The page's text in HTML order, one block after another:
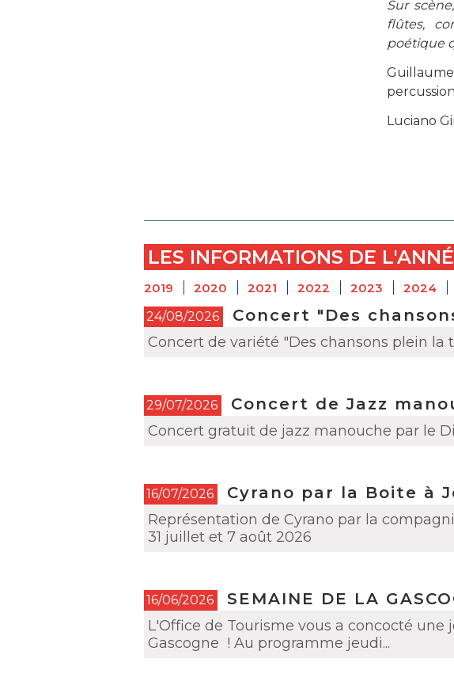
Sur
flûtes,
poétique
percussion
Luciano
LES INFORMATIONS DE
2019 2020 2021 2022 2023 2024
24/08/2026
Concert "Des
Concert de variété "Des chansons plein la
29/07/2026 Concert de Jazz
Concert gratuit de jazz manouche par le
16/07/2026 Cyrano par la Boite à
Représentation de Cyrano par la
31 juillet et 7 août 2026
16/06/2026 SEMAINE DE LA
L'Office de Tourisme vous a concocté
Gascogne ! Au programme jeudi...